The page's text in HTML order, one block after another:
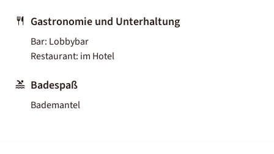
Gastronomie und Unterhaltung
Bar: Lobbybar
Restaurant: im Hotel
Badespaß
Bademantel